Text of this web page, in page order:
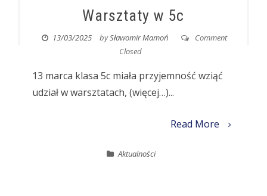
Warsztaty w 5c
13/03/2025 bySławomir Mamoń
Comment
Closed
13 marca klasa 5c miała przyjemność wziąć
udział w warsztatach, (więcej…)...
Read More
Aktualności